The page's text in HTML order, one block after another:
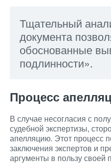
Тщательный
документа
обоснованные
подлинности».
Процесс
В случае несогласия с
судебной экспертизы,
апелляцию. Этот процесс
заключения экспертов и
аргументы в пользу своей